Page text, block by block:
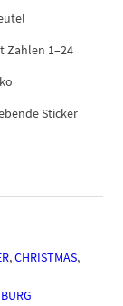
Zahlen 1–24
Sticker
,CHRISTMAS,